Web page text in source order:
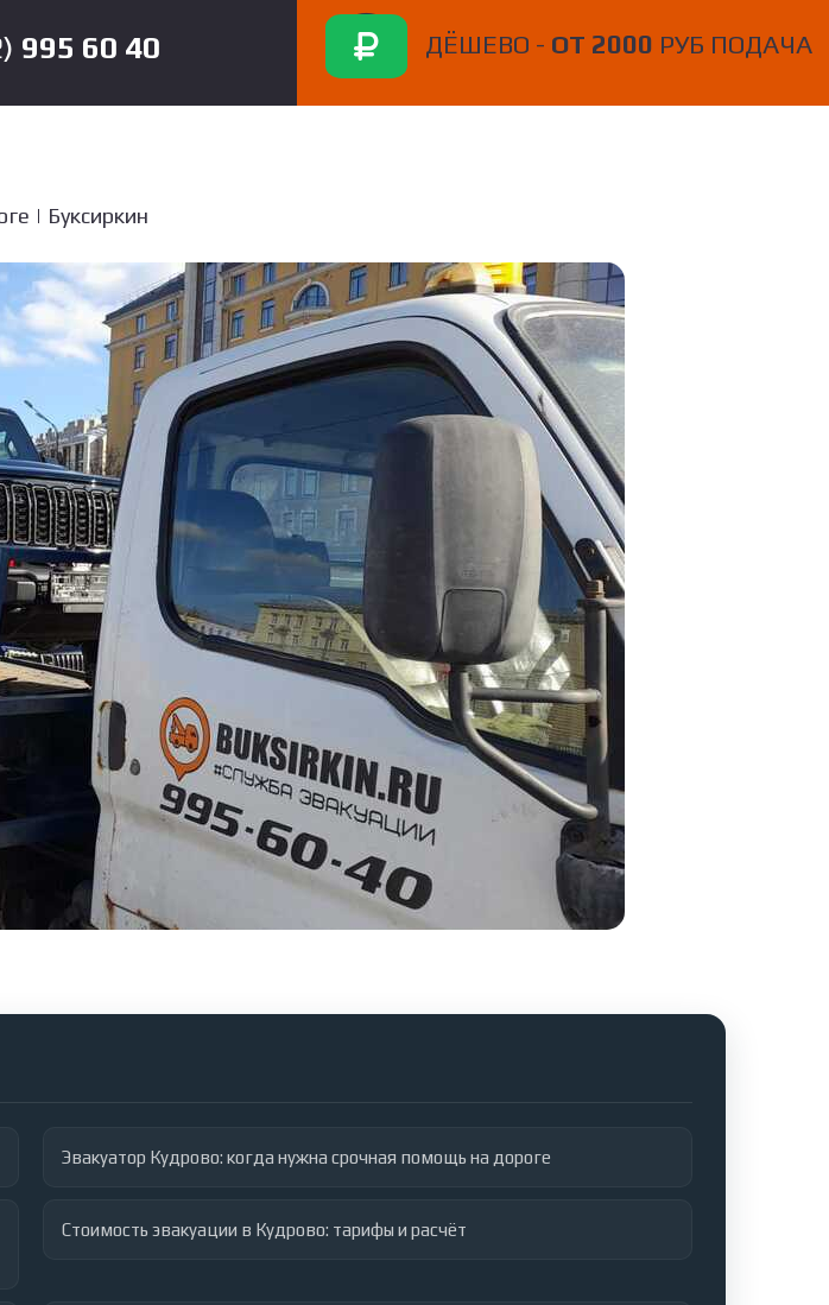
995 60 40 ДЁШЕВО - ОТ 2000 РУБ ПОДАЧА
| Буксиркин
Эвакуатор Кудрово: когда нужна срочная помощь на дороге
Стоимость эвакуации в Кудрово: тарифы и расчёт